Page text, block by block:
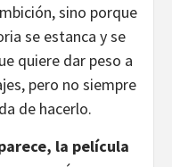
sino porque
se estanca y se
quiere dar peso a
pero no siempre
de hacerlo.
la película